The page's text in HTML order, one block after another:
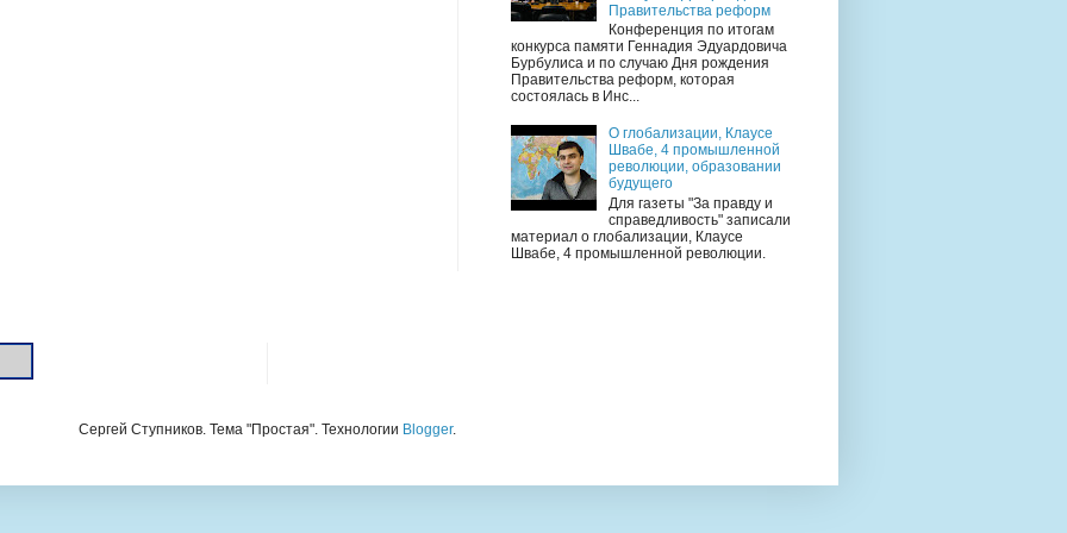
Правительства реформ
Конференция по итогам
конкурса памяти Геннадия Эдуардовича
Бурбулиса и по случаю Дня рождения
Правительства реформ, которая
состоялась в Инс...
О глобализации, Клаусе
Швабе, 4 промышленной
революции, образовании
будущего
Для газеты "За правду и
справедливость" записали
материал о глобализации, Клаусе
Швабе, 4 промышленной революции.
Сергей Ступников. Тема "Простая". Технологии Blogger.